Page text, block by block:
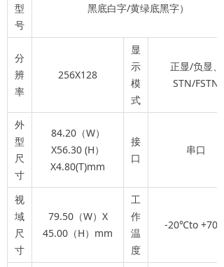
型
号
黑底白字/黄绿底黑字）
分
辨
率
256X128
显
示
模
式
正显/负显、
STN/FSTN
外
型
尺
寸
84.20（W）
X56.30 (H）
X4.80(T)mm
接
口
串口
视
域
尺
寸
79.50（W）X
45.00（H）mm
工
作
温
度
-20℃to +70℃